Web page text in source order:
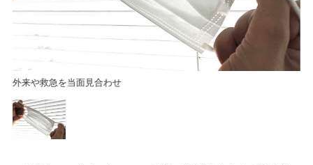
外来や救急を当面見合わせ